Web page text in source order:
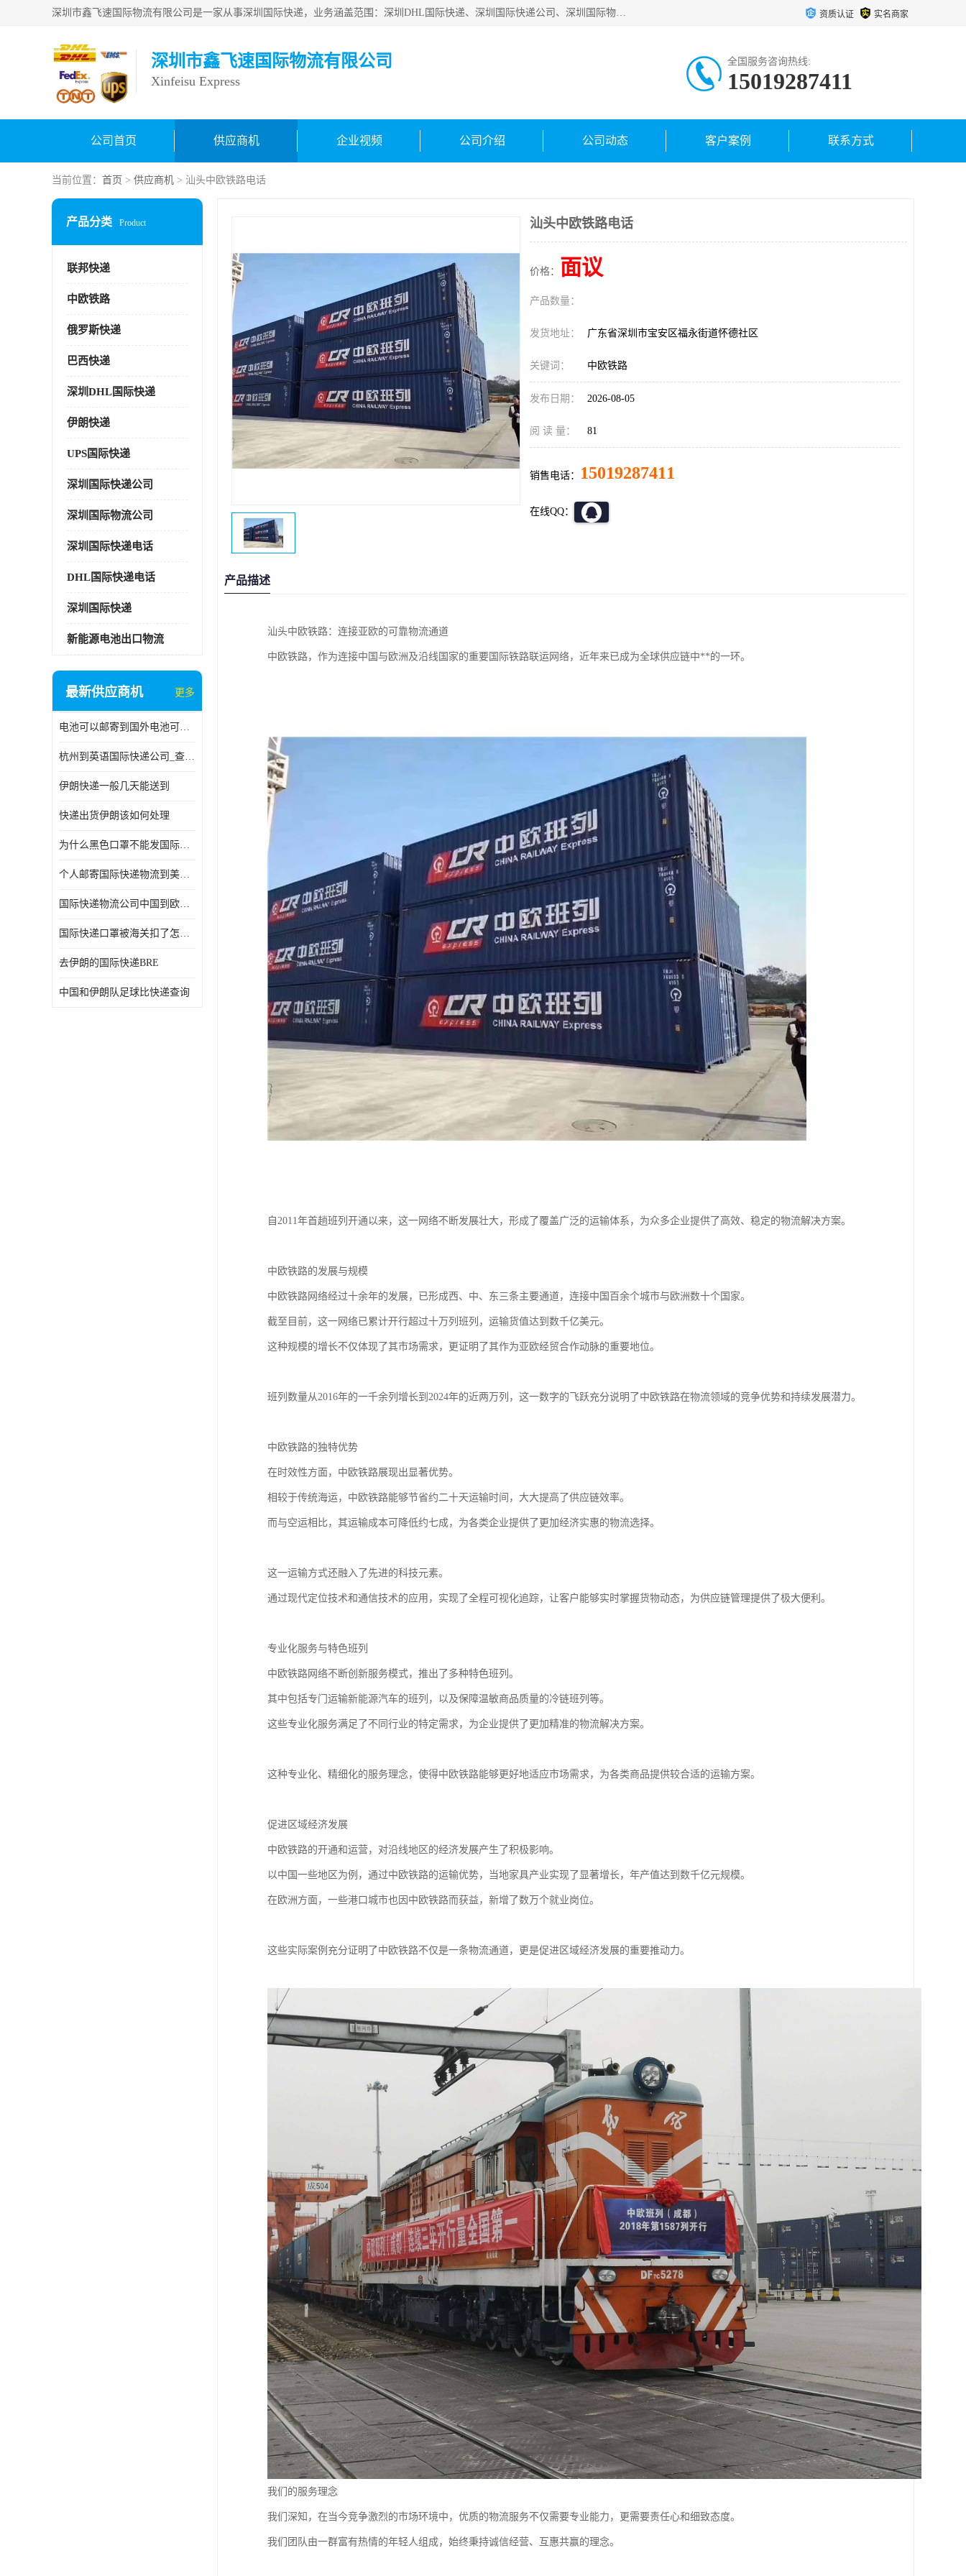
深圳市鑫飞速国际物流有限公司是一家从事深圳国际快递，业务涵盖范围：深圳DHL国际快递、深圳国际快递公司、深圳国际物流公司、深圳国际快递、深圳DHL国际快递电话可拨打全国服务热线：15019287411。欢迎各位亲来人来电到我司洽谈合作。 资质认证 实名商家
深圳市鑫飞速国际物流有限公司
Xinfeisu Express
全国服务咨询热线:
15019287411
公司首页 供应商机 企业视频 公司介绍 公司动态 客户案例 联系方式
当前位置： 首页 > 供应商机 > 汕头中欧铁路电话
产品分类 Product
联邦快递
中欧铁路
俄罗斯快递
巴西快递
深圳DHL国际快递
伊朗快递
UPS国际快递
深圳国际快递公司
深圳国际物流公司
深圳国际快递电话
DHL国际快递电话
深圳国际快递
新能源电池出口物流
最新供应商机 更多
电池可以邮寄到国外电池可以发国际物流手机电池可以邮寄到国外
杭州到英语国际快递公司_查国际快递
伊朗快递一般几天能送到
快递出货伊朗该如何处理
为什么黑色口罩不能发国际快递 国际寄口罩快递需要填写信息
个人邮寄国际快递物流到美加墨西哥英国比利时荷兰波兰意大利
国际快递物流公司中国到欧洲英国法国德国能寄铁路空运海运
国际快递口罩被海关扣了怎么办
去伊朗的国际快递BRE
中国和伊朗队足球比快递查询
汕头中欧铁路电话
价格： 面议
产品数量：
发货地址： 广东省深圳市宝安区福永街道怀德社区
关键词： 中欧铁路
发布日期： 2026-08-05
阅 读 量： 81
销售电话： 15019287411
在线QQ：
产品描述
汕头中欧铁路：连接亚欧的可靠物流通道
中欧铁路，作为连接中国与欧洲及沿线国家的重要国际铁路联运网络，近年来已成为全球供应链中**的一环。
自2011年首趟班列开通以来，这一网络不断发展壮大，形成了覆盖广泛的运输体系，为众多企业提供了高效、稳定的物流解决方案。
中欧铁路的发展与规模
中欧铁路网络经过十余年的发展，已形成西、中、东三条主要通道，连接中国百余个城市与欧洲数十个国家。
截至目前，这一网络已累计开行超过十万列班列，运输货值达到数千亿美元。
这种规模的增长不仅体现了其市场需求，更证明了其作为亚欧经贸合作动脉的重要地位。
班列数量从2016年的一千余列增长到2024年的近两万列，这一数字的飞跃充分说明了中欧铁路在物流领域的竞争优势和持续发展潜力。
中欧铁路的独特优势
在时效性方面，中欧铁路展现出显著优势。
相较于传统海运，中欧铁路能够节省约二十天运输时间，大大提高了供应链效率。
而与空运相比，其运输成本可降低约七成，为各类企业提供了更加经济实惠的物流选择。
这一运输方式还融入了先进的科技元素。
通过现代定位技术和通信技术的应用，实现了全程可视化追踪，让客户能够实时掌握货物动态，为供应链管理提供了极大便利。
专业化服务与特色班列
中欧铁路网络不断创新服务模式，推出了多种特色班列。
其中包括专门运输新能源汽车的班列，以及保障温敏商品质量的冷链班列等。
这些专业化服务满足了不同行业的特定需求，为企业提供了更加精准的物流解决方案。
这种专业化、精细化的服务理念，使得中欧铁路能够更好地适应市场需求，为各类商品提供较合适的运输方案。
促进区域经济发展
中欧铁路的开通和运营，对沿线地区的经济发展产生了积极影响。
以中国一些地区为例，通过中欧铁路的运输优势，当地家具产业实现了显著增长，年产值达到数千亿元规模。
在欧洲方面，一些港口城市也因中欧铁路而获益，新增了数万个就业岗位。
这些实际案例充分证明了中欧铁路不仅是一条物流通道，更是促进区域经济发展的重要推动力。
我们的服务理念
我们深知，在当今竞争激烈的市场环境中，优质的物流服务不仅需要专业能力，更需要责任心和细致态度。
我们团队由一群富有热情的年轻人组成，始终秉持诚信经营、互惠共赢的理念。